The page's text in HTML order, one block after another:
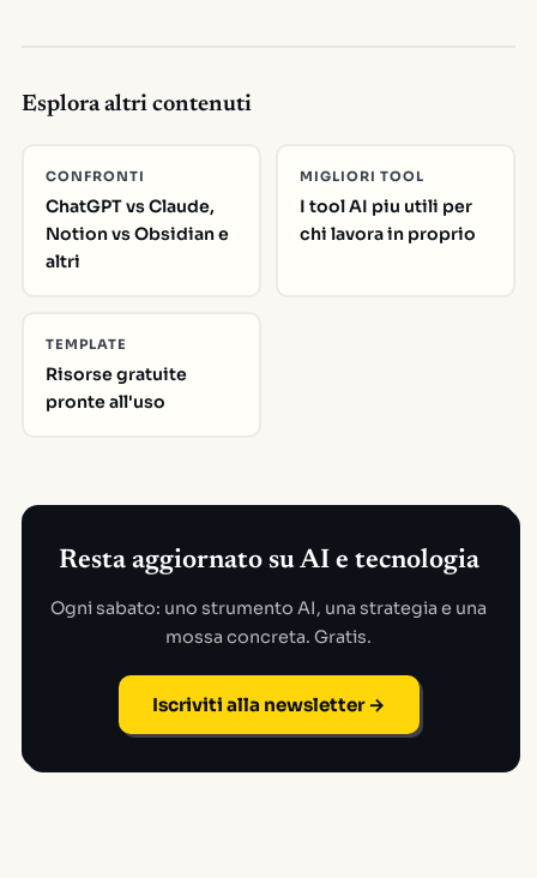
Esplora altri contenuti
CONFRONTI
ChatGPT vs Claude,
Notion vs Obsidian e
altri
MIGLIORI TOOL
I tool AI piu utili per
chi lavora in proprio
TEMPLATE
Risorse gratuite
pronte all'uso
Resta aggiornato su AI e tecnologia
Ogni sabato: uno strumento AI, una strategia e una
mossa concreta. Gratis.
Iscriviti alla newsletter →